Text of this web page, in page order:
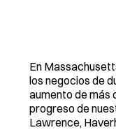
En
los negocios de
aumento de más
progreso de
Lawrence,